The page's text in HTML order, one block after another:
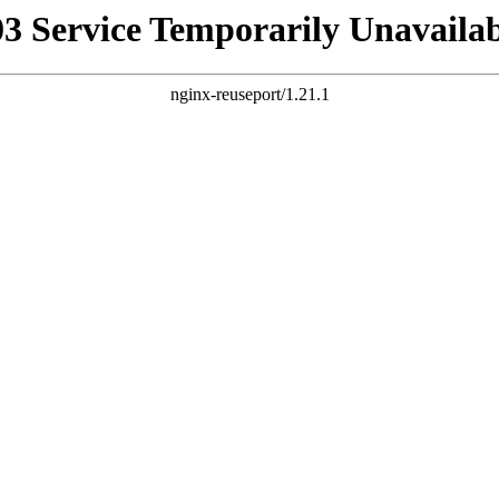
Service Temporarily
nginx-reuseport/1.21.1